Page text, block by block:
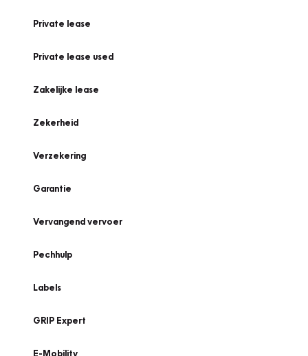
Private lease
Private lease used
Zakelijke lease
Zekerheid
Verzekering
Garantie
Vervangend vervoer
Pechhulp
Labels
GRIP Expert
E-Mobility